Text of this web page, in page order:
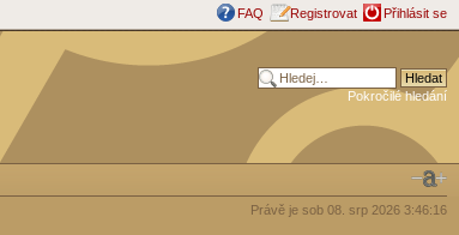
FAQ Registrovat Přihlásit se
Pokročilé hledání
Právě je sob 08. srp 2026 3:46:16